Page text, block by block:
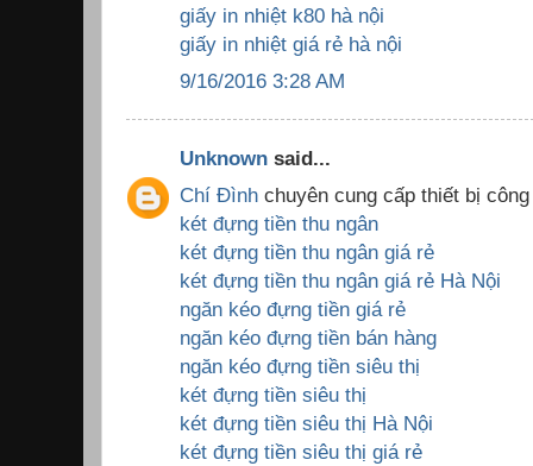
giấy in nhiệt k80 hà nội
giấy in nhiệt giá rẻ hà nội
9/16/2016 3:28 AM
Unknown said...
Chí Đình chuyên cung cấp thiết bị
két đựng tiền thu ngân
két đựng tiền thu ngân giá rẻ
két đựng tiền thu ngân giá rẻ Hà Nội
ngăn kéo đựng tiền giá rẻ
ngăn kéo đựng tiền bán hàng
ngăn kéo đựng tiền siêu thị
két đựng tiền siêu thị
két đựng tiền siêu thị Hà Nội
két đựng tiền siêu thị giá rẻ